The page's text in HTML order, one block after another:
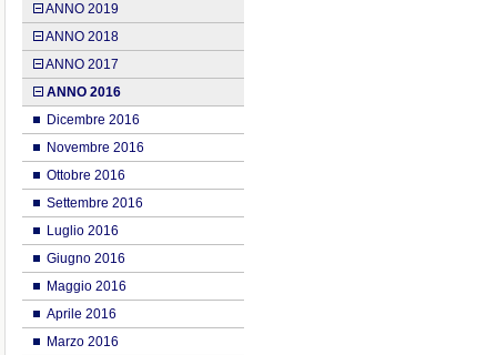
ANNO 2019
ANNO 2018
ANNO 2017
ANNO 2016
Dicembre 2016
Novembre 2016
Ottobre 2016
Settembre 2016
Luglio 2016
Giugno 2016
Maggio 2016
Aprile 2016
Marzo 2016